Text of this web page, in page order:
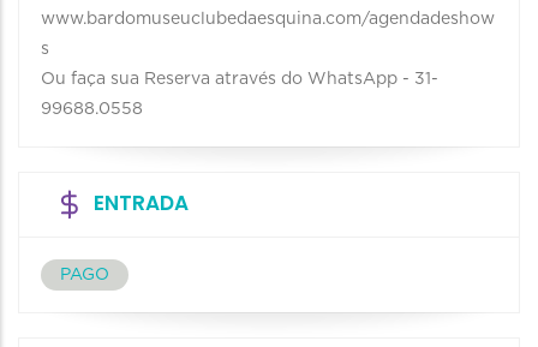
www.bardomuseuclubedaesquina.com/agendadeshow
s
Ou faça sua Reserva através do WhatsApp - 31-
99688.0558
ENTRADA
PAGO